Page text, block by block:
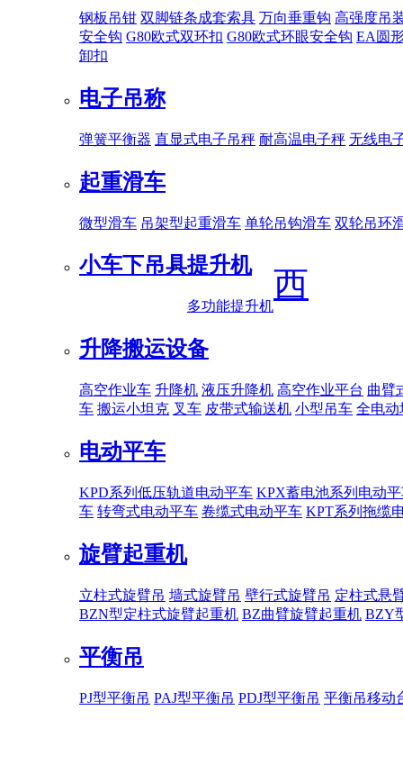
钢板吊钳 双脚链条成套索具 万向垂重钩 高强度吊
安全钩 G80欧式双环扣 G80欧式环眼安全钩 EA圆
卸扣
电子吊称
弹簧平衡器 直显式电子吊秤 耐高温电子秤 无线电
起重滑车
微型滑车 吊架型起重滑车 单轮吊钩滑车 双轮吊环
小车下吊具提升机
多功能提升机
升降搬运设备
高空作业车 升降机 液压升降机 高空作业平台 曲臂
车 搬运小坦克 叉车 皮带式输送机 小型吊车 全电动
电动平车
KPD系列低压轨道电动平车 KPX蓄电池系列电动
车 转弯式电动平车 卷缆式电动平车 KPT系列拖缆
旋臂起重机
立柱式旋臂吊 墙式旋臂吊 壁行式旋臂吊 定柱式悬
BZN型定柱式旋臂起重机 BZ曲臂旋臂起重机 BZY
平衡吊
PJ型平衡吊 PAJ型平衡吊 PDJ型平衡吊 平衡吊移动
西